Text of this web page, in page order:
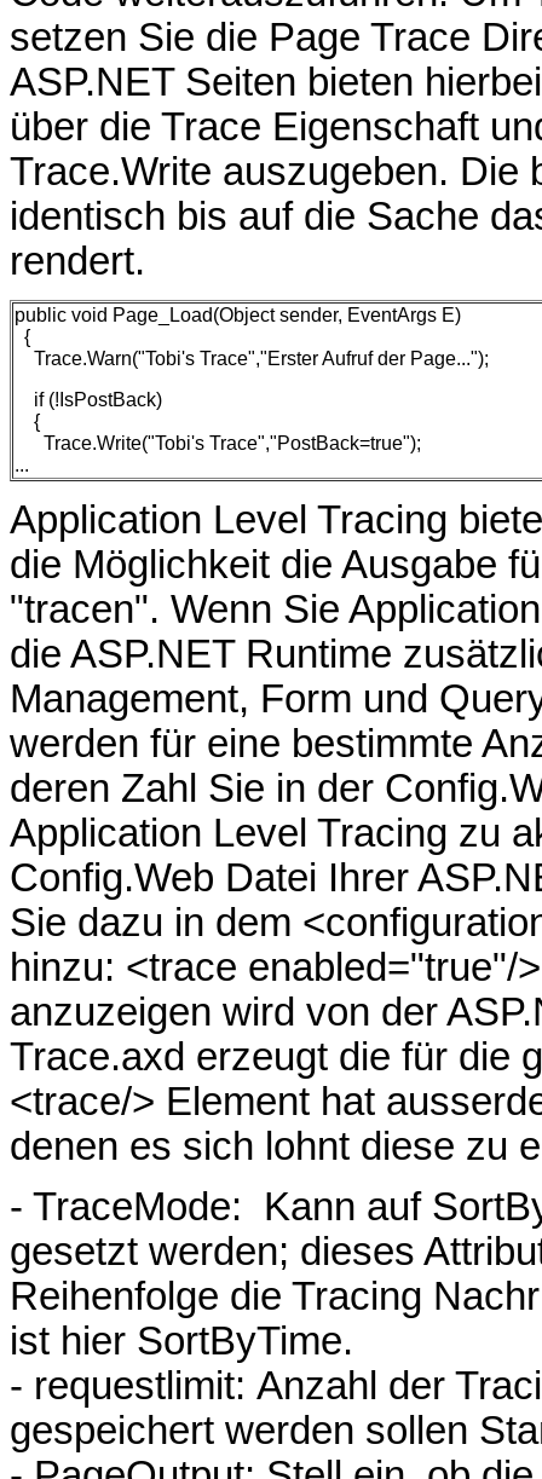
setzen Sie die Page Trace
ASP.NET Seiten bieten
über die Trace Eigenschaft
Trace.Write auszugeben. Die
identisch bis auf die Sache
rendert.
public void Page_Load(Object sender, EventArgs E)
{
Trace.Warn("Tobi's Trace","Erster Aufruf der Page...");
if (!IsPostBack)
{
Trace.Write("Tobi's Trace","PostBack=true");
...
Application Level Tracing
die Möglichkeit die Ausgabe
"tracen". Wenn Sie
die ASP.NET Runtime
Management, Form und
werden für eine bestimmte
deren Zahl Sie in der
Application Level Tracing zu
Config.Web Datei Ihrer
Sie dazu in dem
hinzu: <trace enabled="true"/
anzuzeigen wird von der
Trace.axd erzeugt die für die
<trace/> Element hat
denen es sich lohnt diese zu
- TraceMode: Kann auf
gesetzt werden; dieses
Reihenfolge die Tracing
ist hier SortByTime.
- requestlimit: Anzahl der
gespeichert werden sollen